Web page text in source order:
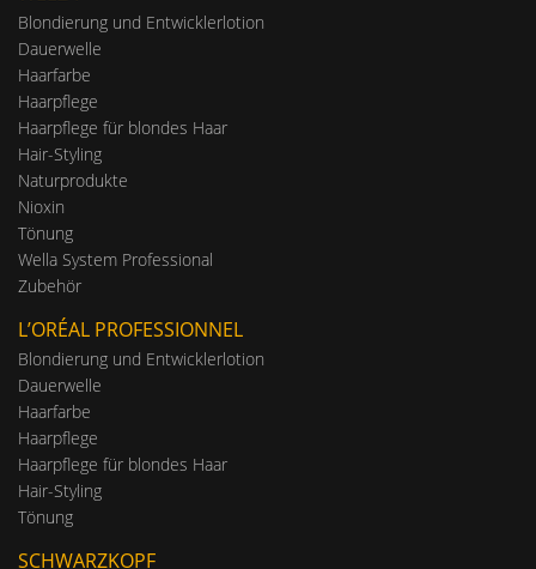
Blondierung und Entwicklerlotion
Dauerwelle
Haarfarbe
Haarpflege
Haarpflege für blondes Haar
Hair-Styling
Naturprodukte
Nioxin
Tönung
Wella System Professional
Zubehör
L’ORÉAL PROFESSIONNEL
Blondierung und Entwicklerlotion
Dauerwelle
Haarfarbe
Haarpflege
Haarpflege für blondes Haar
Hair-Styling
Tönung
SCHWARZKOPF